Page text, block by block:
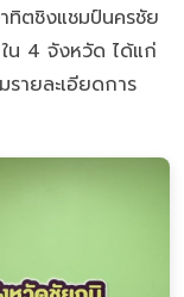
ทิตชิงแชมป์นครชัย
น 4 จังหวัด ได้แก่
ายละเอียดการ